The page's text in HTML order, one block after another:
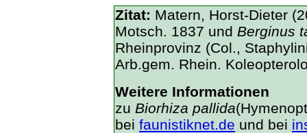
Zitat: Matern, Horst-Dieter
Motsch. 1837 und Berginus
Rheinprovinz (Col.,
Arb.gem. Rhein.
Weitere Informationen
zu Biorhiza pallida
bei faunistiknet.de und bei